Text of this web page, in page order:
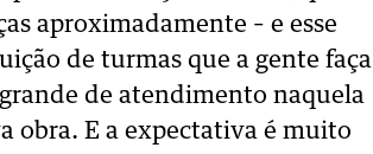
aproximadamente – e esse
de turmas que a gente faça
de atendimento naquela
obra. E a expectativa é muito